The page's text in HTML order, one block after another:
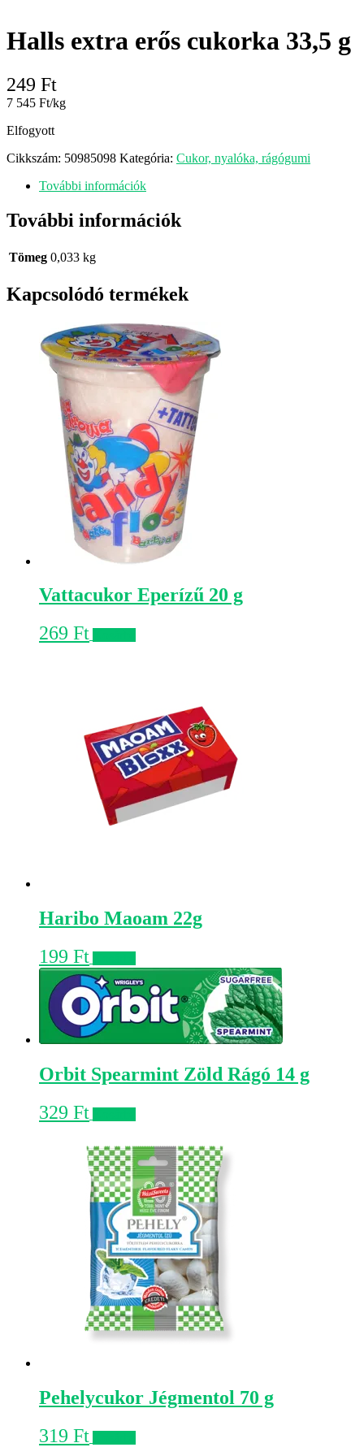
Halls extra erős cukorka 33,5 g
249 Ft
7 545 Ft/kg
Elfogyott
Cikkszám: 50985098 Kategória: Cukor, nyalóka, rágógumi
További információk
További információk
Tömeg 0,033 kg
Kapcsolódó termékek
Vattacukor Eperízű 20 g
269 Ft
Haribo Maoam 22g
199 Ft
Orbit Spearmint Zöld Rágó 14 g
329 Ft
Pehelycukor Jégmentol 70 g
319 Ft